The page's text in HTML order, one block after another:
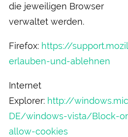
die jeweiligen Browser
verwaltet werden.
Firefox: https://
erlauben-und-ablehnen
Internet
Explorer: http://
DE/windows-vista/Block-
allow-cookies